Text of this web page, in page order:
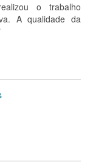
o trabalho
A qualidade da